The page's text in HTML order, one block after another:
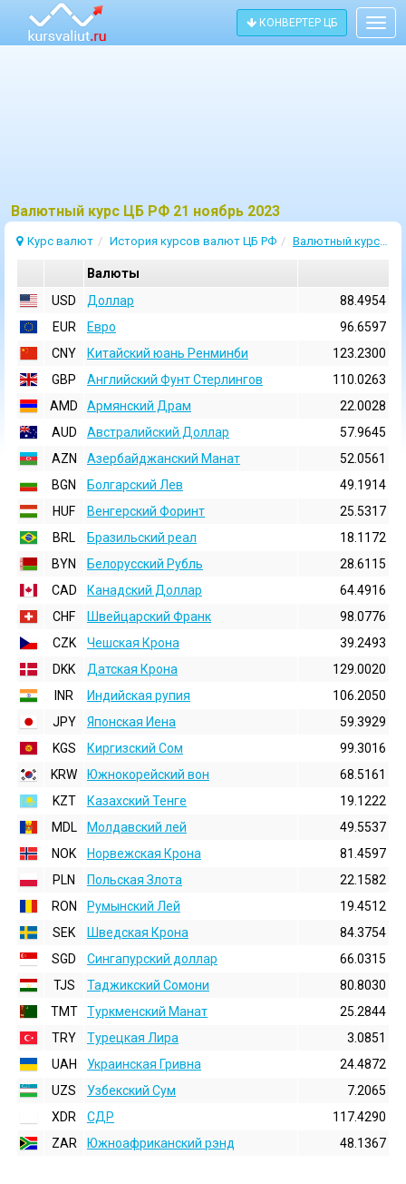
КОНВЕРТЕР ЦБ
Bалютный курс ЦБ РФ 21 ноябрь 2023
Курс валют История курсов валют ЦБ РФ Валютный курс 21 Ноябрь 2023
Валюты
USD
Доллар
88.4954
EUR
Евро
96.6597
CNY
Китайский юань Ренминби
123.2300
GBP
Английский Фунт Стерлингов
110.0263
AMD
Армянский Драм
22.0028
AUD
Австралийский Доллар
57.9645
AZN
Азербайджанский Манат
52.0561
BGN
Болгарский Лев
49.1914
HUF
Венгерский Форинт
25.5317
BRL
Бразильский реал
18.1172
BYN
Белорусский Рубль
28.6115
CAD
Канадский Доллар
64.4916
CHF
Швейцарский Франк
98.0776
CZK
Чешская Крона
39.2493
DKK
Датская Крона
129.0020
INR
Индийская pупия
106.2050
JPY
Японская Иена
59.3929
KGS
Киргизский Сом
99.3016
KRW
Южнокорейский вон
68.5161
KZT
Казахский Тенге
19.1222
MDL
Молдавский лей
49.5537
NOK
Норвежская Крона
81.4597
PLN
Польская Злота
22.1582
RON
Румынский Лей
19.4512
SEK
Шведская Крона
84.3754
SGD
Сингапурский доллар
66.0315
TJS
Таджикский Сомони
80.8030
TMT
Туркменский Манат
25.2844
TRY
Турецкая Лира
3.0851
UAH
Украинская Гривна
24.4872
UZS
Узбекский Сум
7.2065
XDR
СДР
117.4290
ZAR
Южноафриканский рэнд 48.1367